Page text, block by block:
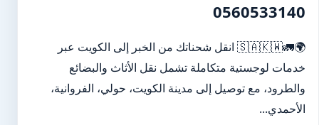
0560533140
🌍🚛🇸🇦🇰🇼 انقل شحناتك من الخبر إلى الكويت عبر
خدمات لوجستية متكاملة تشمل نقل الأثاث والبضائع
والطرود، مع توصيل إلى مدينة الكويت، حولي، الفروانية،
الأحمدي...